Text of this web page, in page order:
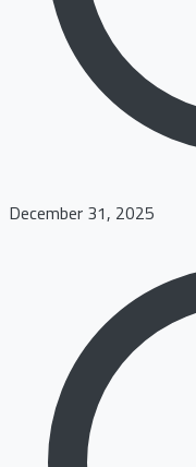
December 31, 2025